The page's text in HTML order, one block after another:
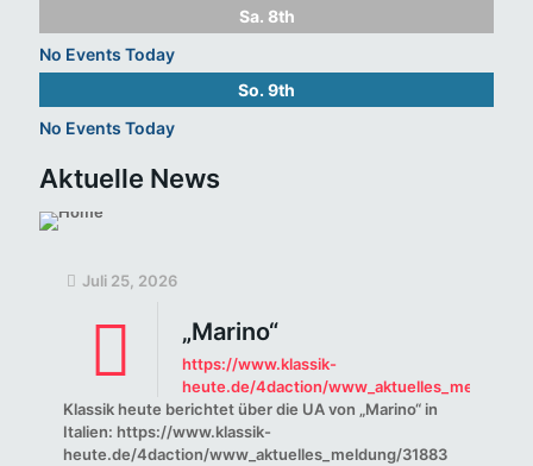
Sa. 8th
No Events Today
So. 9th
No Events Today
Aktuelle News
Juli 25, 2026
„Marino“
https://www.klassik-
heute.de/4daction/www_aktuelles_meldung/
Klassik heute berichtet über die UA von „Marino“ in
Italien: https://www.klassik-
heute.de/4daction/www_aktuelles_meldung/31883